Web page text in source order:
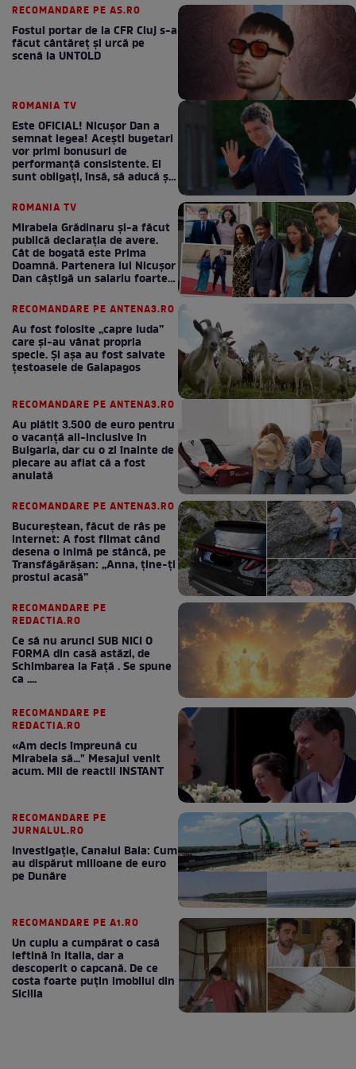
RECOMANDARE PE AS.RO
Fostul portar de la CFR Cluj s-a
făcut cântăreţ şi urcă pe
scenă la UNTOLD
ROMANIA TV
Este OFICIAL! Nicușor Dan a
semnat legea! Acești bugetari
vor primi bonusuri de
performanță consistente. Ei
sunt obligați, însă, să aducă și
ROMANIA TV
Mirabela Grădinaru și-a făcut
publică declarația de avere.
Cât de bogată este Prima
Doamnă. Partenera lui Nicușor
Dan câștigă un salariu foarte
RECOMANDARE PE ANTENA3.RO
Au fost folosite „capre Iuda”
care și-au vânat propria
specie. Și așa au fost salvate
țestoasele de Galapagos
RECOMANDARE PE ANTENA3.RO
Au plătit 3.500 de euro pentru
o vacanță all-inclusive în
Bulgaria, dar cu o zi înainte de
plecare au aflat că a fost
anulată
RECOMANDARE PE ANTENA3.RO
Bucureștean, făcut de râs pe
internet: A fost filmat când
desena o inimă pe stâncă, pe
Transfăgărășan: „Anna, ține-ți
prostul acasă”
RECOMANDARE PE
REDACTIA.RO
Ce să nu arunci SUB NICI O
FORMA din casă astăzi, de
Schimbarea la Față . Se spune
ca ....
RECOMANDARE PE
REDACTIA.RO
«Am decis împreună cu
Mirabela să..." Mesajul venit
acum. Mii de reactii INSTANT
RECOMANDARE PE
JURNALUL.RO
Investigație, Canalul Bala: Cum
au dispărut milioane de euro
pe Dunăre
RECOMANDARE PE A1.RO
Un cuplu a cumpărat o casă
ieftină în Italia, dar a
descoperit o capcană. De ce
costa foarte puțin imobilul din
Sicilia